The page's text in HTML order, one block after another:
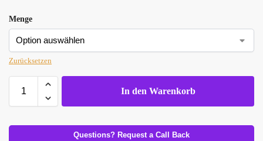
Menge
Zurücksetzen
In den Warenkorb
Questions? Request a Call Back